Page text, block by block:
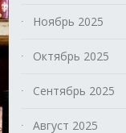
Ноябрь 2025
Октябрь 2025
Сентябрь 2025
Август 2025